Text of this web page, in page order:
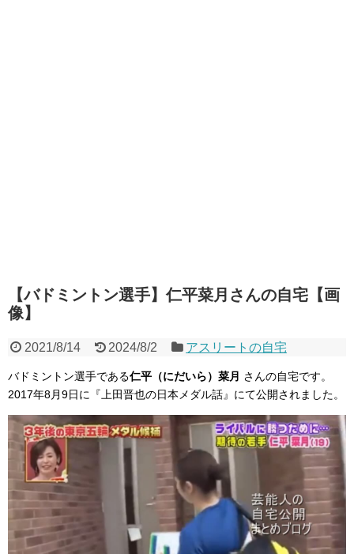
【バドミントン選手】仁平菜月さんの自宅【画
像】
2021/8/14 2024/8/2 アスリートの自宅
バドミントン選手である仁平（にだいら）菜月 さんの自宅です。
2017年8月9日に『上田晋也の日本メダル話』にて公開されました。